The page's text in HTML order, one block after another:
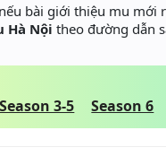
bài giới thiệu mu mới
Hà Nội theo đường dẫn
Season 3-5 Season 6